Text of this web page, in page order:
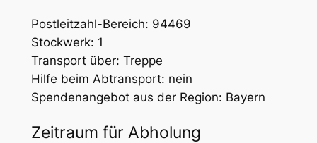
Postleitzahl-Bereich: 94469
Stockwerk: 1
Transport über: Treppe
Hilfe beim Abtransport: nein
Spendenangebot aus der Region: Bayern
Zeitraum für Abholung